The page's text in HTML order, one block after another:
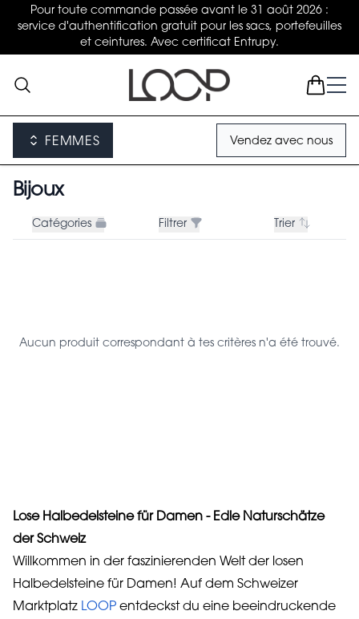
Pour toute commande passée avant le 31 août 2026 :
service d'authentification gratuit pour les sacs, portefeuilles
et ceintures. Avec certificat Entrupy.
FEMMES Vendez avec nous
Bijoux
Catégories Filtrer Trier
Aucun produit correspondant à tes critères n'a été trouvé.
Lose Halbedelsteine für Damen - Edle Naturschätze
der Schweiz
Willkommen in der faszinierenden Welt der losen
Halbedelsteine für Damen! Auf dem Schweizer
Marktplatz LOOP entdeckst du eine beeindruckende